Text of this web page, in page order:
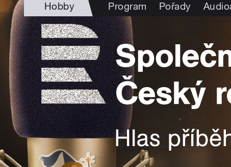
Hobby Program Pořady